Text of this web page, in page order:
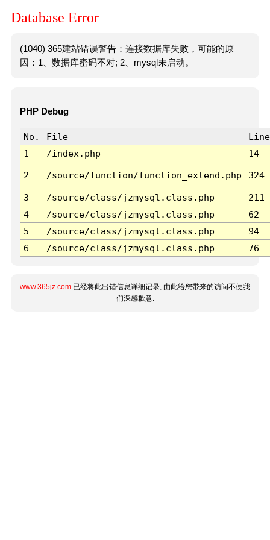
Database Error
(1040) 365建站错误警告：连接数据库失败，可能的原
因：1、数据库密码不对; 2、mysql未启动。
PHP Debug
No. File
Line
1
/index.php 14
2 /source/function/function_extend.php 324
3 /source/class/jzmysql.class.php
211
4
/source/class/jzmysql.class.php
62
5
/source/class/jzmysql.class.php
94
6
/source/class/jzmysql.class.php 76
www.365jz.com 已经将此出错信息详细记录, 由此给您带来的访问不便我
们深感歉意.